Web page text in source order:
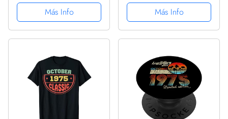
Más Info
Años Cumpleaños
Regalo para hombre,
mujer mamá, papá
DIARIO, CUADERNO
DE...
Más Info